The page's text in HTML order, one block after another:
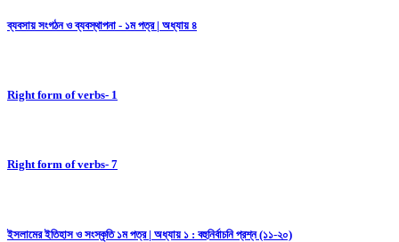
ব্যবসায় সংগঠন ও ব্যবস্থাপনা - ১ম পত্র | অধ্যায় ৪
Right form of verbs- 1
Right form of verbs- 7
ইসলামের ইতিহাস ও সংস্কৃতি ১ম পত্র | অধ্যায় ১ : বহুনির্বাচনি প্রশ্ন (১১-২০)